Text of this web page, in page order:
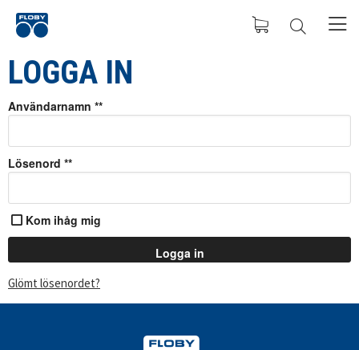
LOGGA IN
Användarnamn *
Lösenord *
Kom ihåg mig
Glömt lösenordet?